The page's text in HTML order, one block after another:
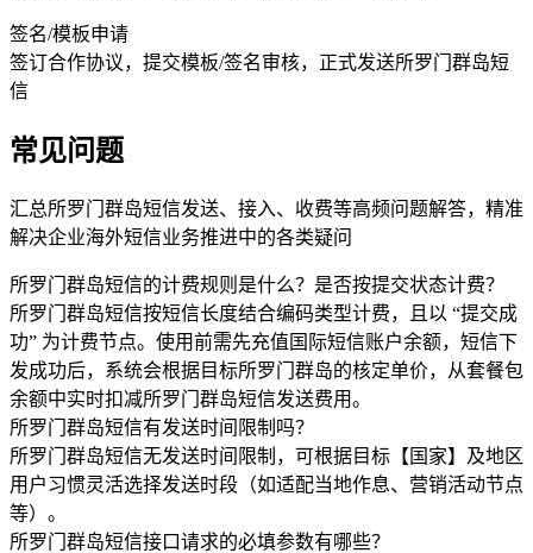
签名/模板申请
签订合作协议，提交模板/签名审核，正式发送所罗门群岛短
信
常见问题
汇总所罗门群岛短信发送、接入、收费等高频问题解答，精准
解决企业海外短信业务推进中的各类疑问
所罗门群岛短信的计费规则是什么？是否按提交状态计费？
所罗门群岛短信按短信长度结合编码类型计费，且以 “提交成
功” 为计费节点。使用前需先充值国际短信账户余额，短信下
发成功后，系统会根据目标所罗门群岛的核定单价，从套餐包
余额中实时扣减所罗门群岛短信发送费用。
所罗门群岛短信有发送时间限制吗？
所罗门群岛短信无发送时间限制，可根据目标【国家】及地区
用户习惯灵活选择发送时段（如适配当地作息、营销活动节点
等）。
所罗门群岛短信接口请求的必填参数有哪些？